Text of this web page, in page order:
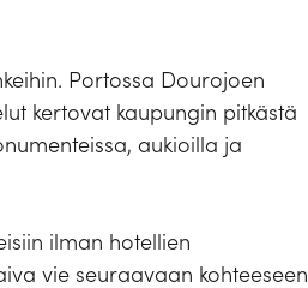
Portossa Dourojoen
kertovat kaupungin pitkästä
aukioilla ja
ilman hotellien
vie seuraavaan kohteeseen